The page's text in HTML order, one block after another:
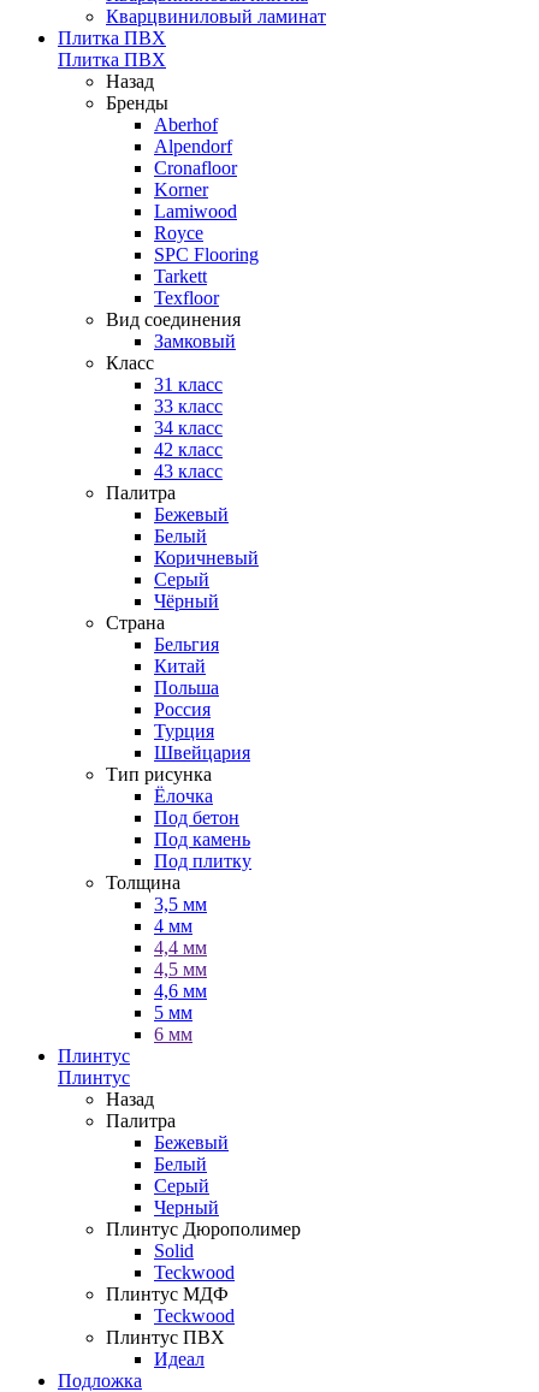
Кварцвиниловый ламинат
Плитка ПВХ
Плитка ПВХ
Назад
Бренды
Aberhof
Alpendorf
Cronafloor
Korner
Lamiwood
Royce
SPC Flooring
Tarkett
Texfloor
Вид соединения
Замковый
Класс
31 класс
33 класс
34 класс
42 класс
43 класс
Палитра
Бежевый
Белый
Коричневый
Серый
Чёрный
Страна
Бельгия
Китай
Польша
Россия
Турция
Швейцария
Тип рисунка
Ёлочка
Под бетон
Под камень
Под плитку
Толщина
3,5 мм
4 мм
4,4 мм
4,5 мм
4,6 мм
5 мм
6 мм
Плинтус
Плинтус
Назад
Палитра
Бежевый
Белый
Серый
Черный
Плинтус Дюрополимер
Solid
Teckwood
Плинтус МДФ
Teckwood
Плинтус ПВХ
Идеал
Подложка